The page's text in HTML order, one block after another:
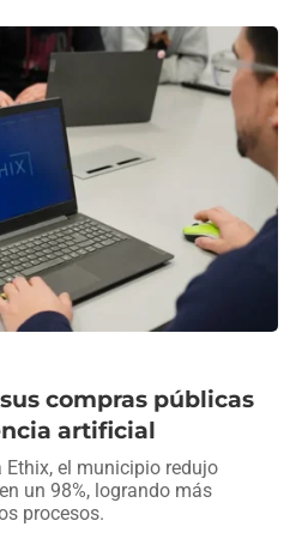
compras públicas
artificial
el municipio redujo
un 98%, logrando más
procesos.